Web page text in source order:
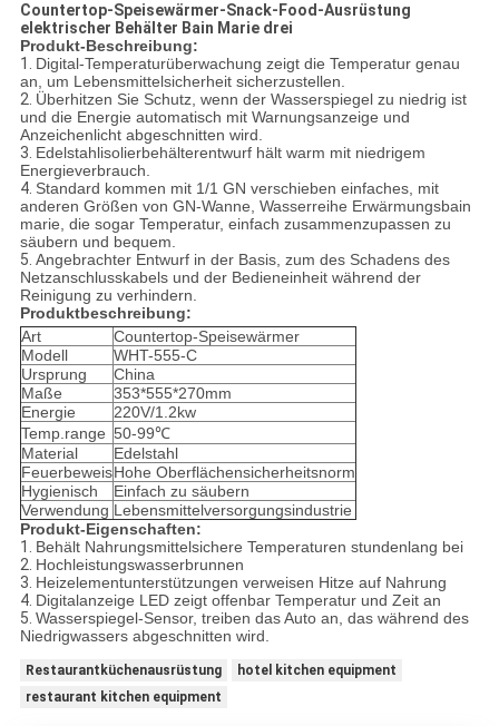
Countertop-Speisewärmer-Snack-Food-Ausrüstung
elektrischer Behälter Bain Marie drei
Produkt-Beschreibung:
1. Digital-Temperaturüberwachung zeigt die Temperatur genau
an, um Lebensmittelsicherheit sicherzustellen.
2. Überhitzen Sie Schutz, wenn der Wasserspiegel zu niedrig ist
und die Energie automatisch mit Warnungsanzeige und
Anzeichenlicht abgeschnitten wird.
3. Edelstahlisolierbehälterentwurf hält warm mit niedrigem
Energieverbrauch.
4. Standard kommen mit 1/1 GN verschieben einfaches, mit
anderen Größen von GN-Wanne, Wasserreihe Erwärmungsbain
marie, die sogar Temperatur, einfach zusammenzupassen zu
säubern und bequem.
5. Angebrachter Entwurf in der Basis, zum des Schadens des
Netzanschlusskabels und der Bedieneinheit während der
Reinigung zu verhindern.
Produktbeschreibung:
Art
Countertop-Speisewärmer
Modell
WHT-555-C
Ursprung
China
Maße
353*555*270mm
Energie
220V/1.2kw
Temp.range 50-99℃
Material
Edelstahl
FeuerbeweisHohe Oberflächensicherheitsnorm
Hygienisch
Einfach zu säubern
Verwendung Lebensmittelversorgungsindustrie
Produkt-Eigenschaften:
1. Behält Nahrungsmittelsichere Temperaturen stundenlang bei
2. Hochleistungswasserbrunnen
3. Heizelementunterstützungen verweisen Hitze auf Nahrung
4. Digitalanzeige LED zeigt offenbar Temperatur und Zeit an
5. Wasserspiegel-Sensor, treiben das Auto an, das während des
Niedrigwassers abgeschnitten wird.
Restaurantküchenausrüstung
hotel kitchen equipment
restaurant kitchen equipment